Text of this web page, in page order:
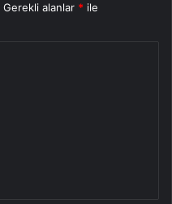
Gerekli alanlar * ile